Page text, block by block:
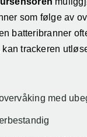
som følge av
batteribranner
trackeren
med